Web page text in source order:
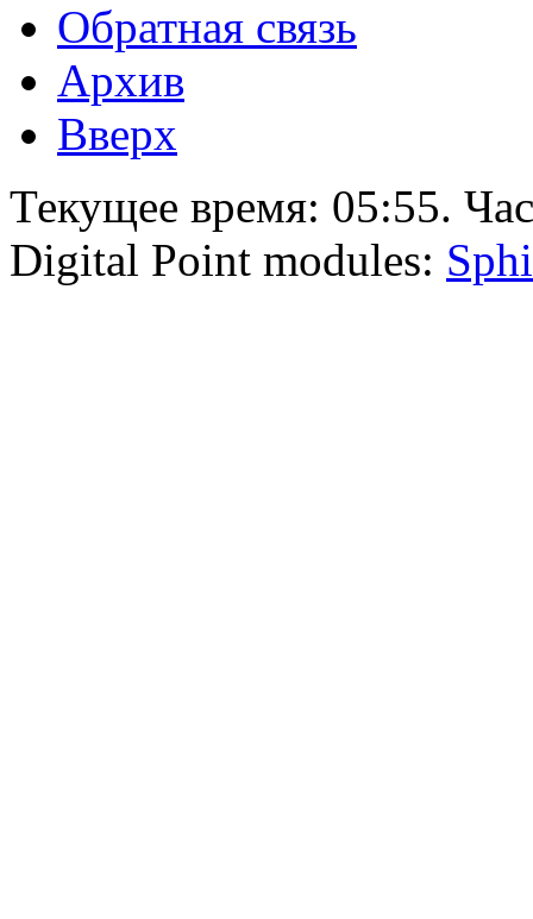
Обратная связь
Архив
Вверх
Текущее время: 05:55.
Digital Point modules: